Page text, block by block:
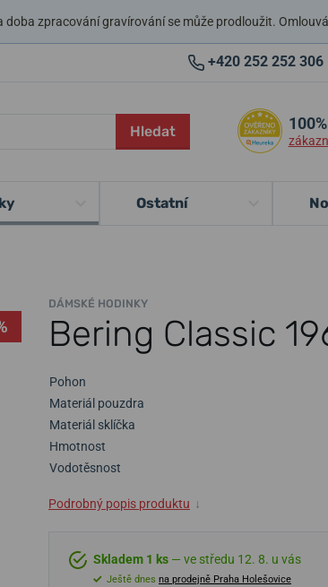
doba zpracování gravírování se může prodloužit.
+420 252 252 306
Hledat 100%
Ostatní
DÁMSKÉ HODINKY
Bering Classic
Pohon
Materiál pouzdra
Materiál sklíčka
Hmotnost
Vodotěsnost
Podrobný popis produktu ↓
Skladem 1 ks — ve středu 12. 8. u vás
Ještě dnes na prodejně Praha Holešovice